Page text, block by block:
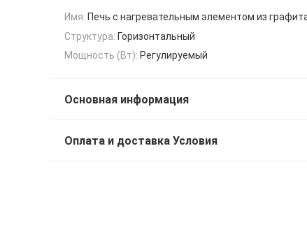
Имя: Печь с нагревательным элементом из
Структура: Горизонтальный
Мощность (Вт): Регулируемый
Основная информация
Оплата и доставка Условия